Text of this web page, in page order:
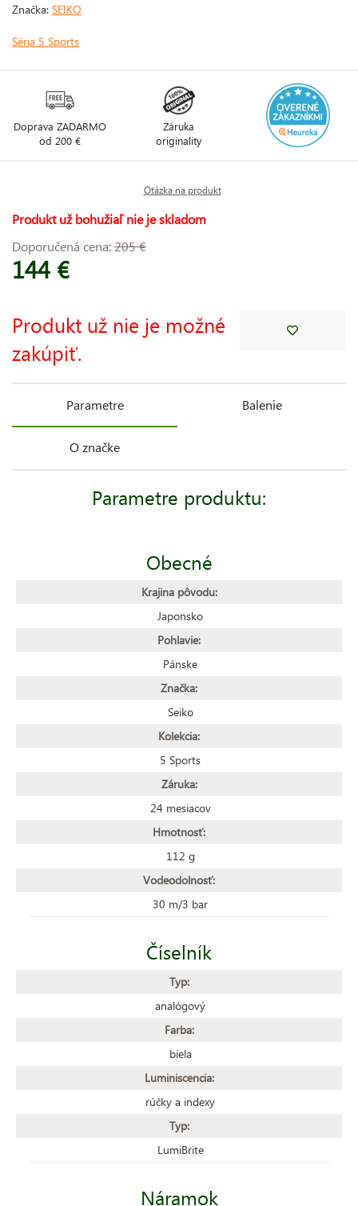
Značka: SEIKO
Séria 5 Sports
Doprava ZADARMO
od 200 €
Záruka
originality
Otázka na produkt
Produkt už bohužiaľ nie je skladom
Doporučená cena:205 €
144 €
Produkt už nie je možné
zakúpiť.
Parametre Balenie
O značke
Parametre produktu:
Obecné
Krajina pôvodu:
Japonsko
Pohlavie:
Pánske
Značka:
Seiko
Kolekcia:
5 Sports
Záruka:
24 mesiacov
Hmotnosť:
112 g
Vodeodolnosť:
30 m/3 bar
Číselník
Typ:
analógový
Farba:
biela
Luminiscencia:
rúčky a indexy
Typ:
LumiBrite
Náramok